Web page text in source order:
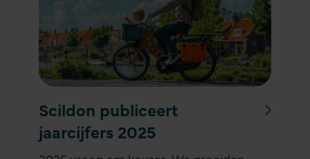
Scildon publiceert
jaarcijfers 2025